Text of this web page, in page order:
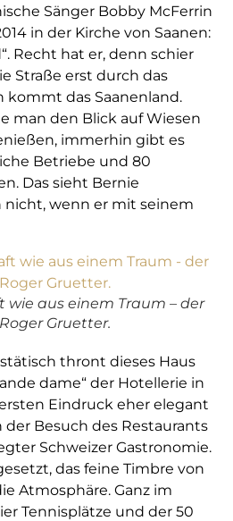
Sänger Bobby McFerrin
in der Kirche von Saanen:
Recht hat er, denn schier
Straße erst durch das
das Saanenland.
man den Blick auf Wiesen
immerhin gibt es
Betriebe und 80
Das sieht Bernie
nicht, wenn er mit seinem
wie aus einem Traum – der
Gruetter.
thront dieses Haus
dame“ der Hotellerie in
Eindruck eher elegant
der Besuch des Restaurants
Schweizer Gastronomie.
das feine Timbre von
Atmosphäre. Ganz im
Tennisplätze und der 50